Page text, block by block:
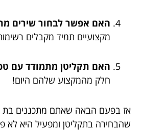
האם אפשר לבחור שירים
מקצועיים תמיד מקבלים
האם תקליטן מתמודד עם
חלק מהמקצוע שלהם היום!
אז בפעם הבאה שאתם מתכננים בת
שהבחירה בתקליטן ומפעיל היא לא